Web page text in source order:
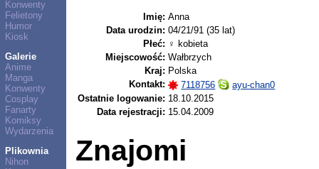
Konwenty
Felietony
Humor
Kiosk
Galerie
Anime
Manga
Konwenty
Cosplay
Fanarty
Komiksy
Wydarzenia
Plikownia
Nihon
Imię: Anna
Data urodzin: 04/21/91 (35 lat)
Płeć: ♀ kobieta
Miejscowość: Wałbrzych
Kraj: Polska
Kontakt:
7118756
ayu-chan0
Ostatnie logowanie: 18.10.2015
Data rejestracji: 15.04.2009
Znajomi